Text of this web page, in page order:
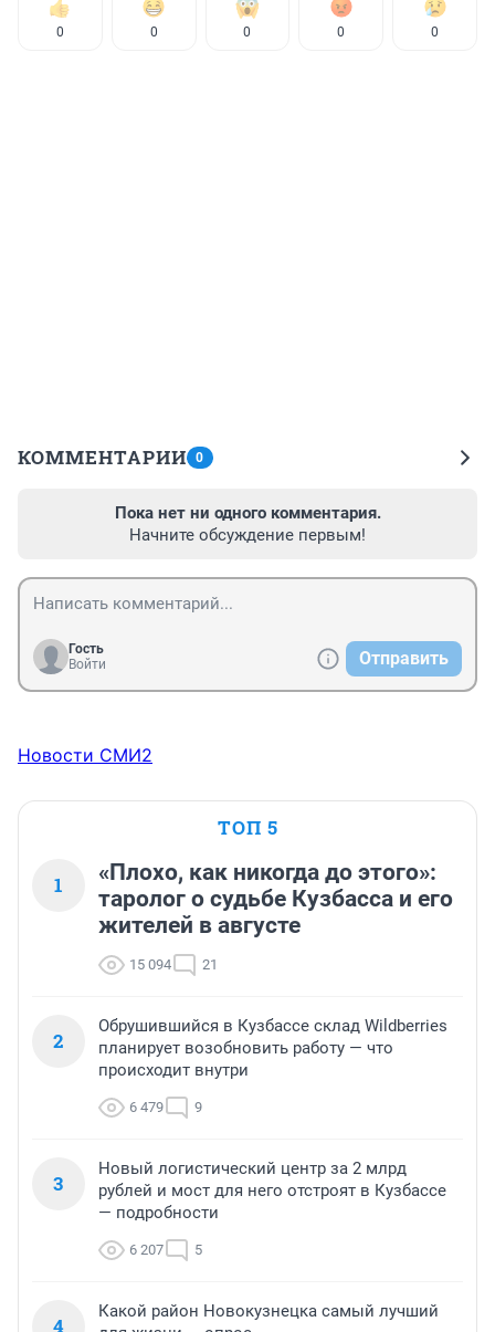
0 0 0 0 0
КОММЕНТАРИИ 0
Пока нет ни одного комментария.
Начните обсуждение первым!
Гость
Войти
Отправить
Новости СМИ2
ТОП 5
1
«Плохо, как никогда до этого»:
таролог о судьбе Кузбасса и его
жителей в августе
15 094 21
2
Обрушившийся в Кузбассе склад Wildberries
планирует возобновить работу — что
происходит внутри
6 479 9
3
Новый логистический центр за 2 млрд
рублей и мост для него отстроят в Кузбассе
— подробности
6 207 5
4
Какой район Новокузнецка самый лучший